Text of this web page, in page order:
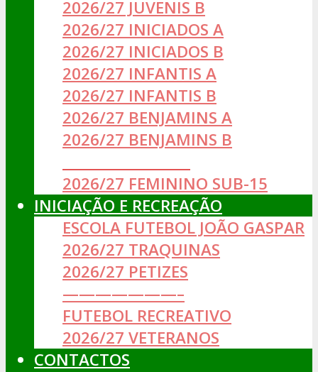
2026/27 JUVENIS B
2026/27 INICIADOS A
2026/27 INICIADOS B
2026/27 INFANTIS A
2026/27 INFANTIS B
2026/27 BENJAMINS A
2026/27 BENJAMINS B
2026/27 FEMININO SUB-15
INICIAÇÃO E RECREAÇÃO
ESCOLA FUTEBOL JOÃO GASPAR
2026/27 TRAQUINAS
2026/27 PETIZES
———————–
FUTEBOL RECREATIVO
2026/27 VETERANOS
CONTACTOS